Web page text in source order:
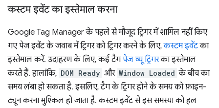
कस्टम इवेंट का इस्तेमाल करना
Google Tag Manager के पहले से मौजूद ट्रिगर में शामिल नहीं किए
गए पेज इवेंट के जवाब में ट्रिगर को ट्रिगर करने के लिए,कस्टम इवेंटका
इस्तेमाल करें. उदाहरण के लिए, कई टैगपेज व्यू ट्रिगरका इस्तेमाल
करते हैं. हालांकि, DOM Ready और Window Loaded के बीच का
समय लंबा हो सकता है. इसलिए, टैग के ट्रिगर होने के समय को फ़ाइन-
ट्यून करना मुश्किल हो जाता है. कस्टम इवेंट से इस समस्या को हल